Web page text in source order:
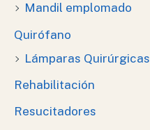
Mandil emplomado
Quirófano
Lámparas Quirúrgicas
Rehabilitación
Resucitadores